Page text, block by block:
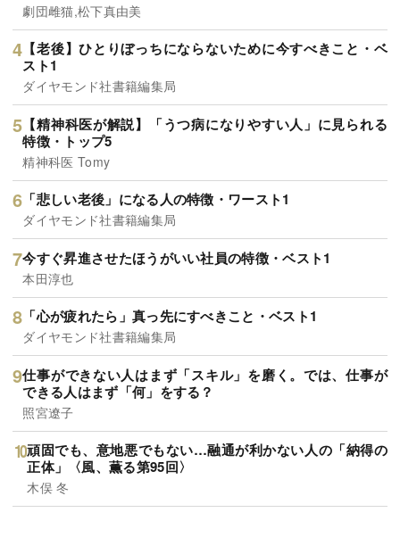
劇団雌猫,松下真由美
【老後】ひとりぼっちにならないために今すべきこと・ベ
スト1
ダイヤモンド社書籍編集局
【精神科医が解説】「うつ病になりやすい人」に見られる
特徴・トップ5
精神科医 Tomy
「悲しい老後」になる人の特徴・ワースト1
ダイヤモンド社書籍編集局
今すぐ昇進させたほうがいい社員の特徴・ベスト1
本田淳也
「心が疲れたら」真っ先にすべきこと・ベスト1
ダイヤモンド社書籍編集局
仕事ができない人はまず「スキル」を磨く。では、仕事が
できる人はまず「何」をする？
照宮遼子
頑固でも、意地悪でもない…融通が利かない人の「納得の
正体」〈風、薫る第95回〉
木俣 冬